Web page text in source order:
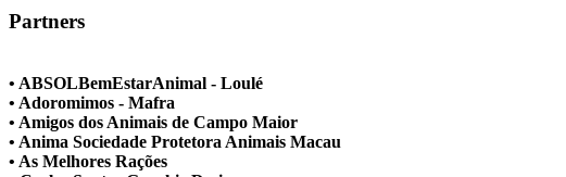
Partners
• ABSOLBemEstarAnimal - Loulé
• Adoromimos - Mafra
• Amigos dos Animais de Campo Maior
• Anima Sociedade Protetora Animais Macau
• As Melhores Rações